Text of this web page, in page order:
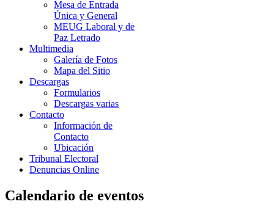
Mesa de Entrada
Única y General
MEUG Laboral y de
Paz Letrado
Multimedia
Galería de Fotos
Mapa del Sitio
Descargas
Formularios
Descargas varias
Contacto
Información de
Contacto
Ubicación
Tribunal Electoral
Denuncias Online
Calendario de eventos